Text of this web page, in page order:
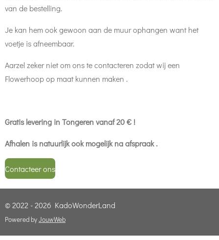
van de bestelling.
Je kan hem ook gewoon aan de muur ophangen want het
voetje is afneembaar.
Aarzel zeker niet om ons te contacteren zodat wij een
Flowerhoop op maat kunnen maken .
Gratis levering in Tongeren vanaf 20 € !
Afhalen is natuurlijk ook mogelijk na afspraak .
Contacteer ons
© 2022 - 2026 KadoWonderLand
Powered byJouwWeb